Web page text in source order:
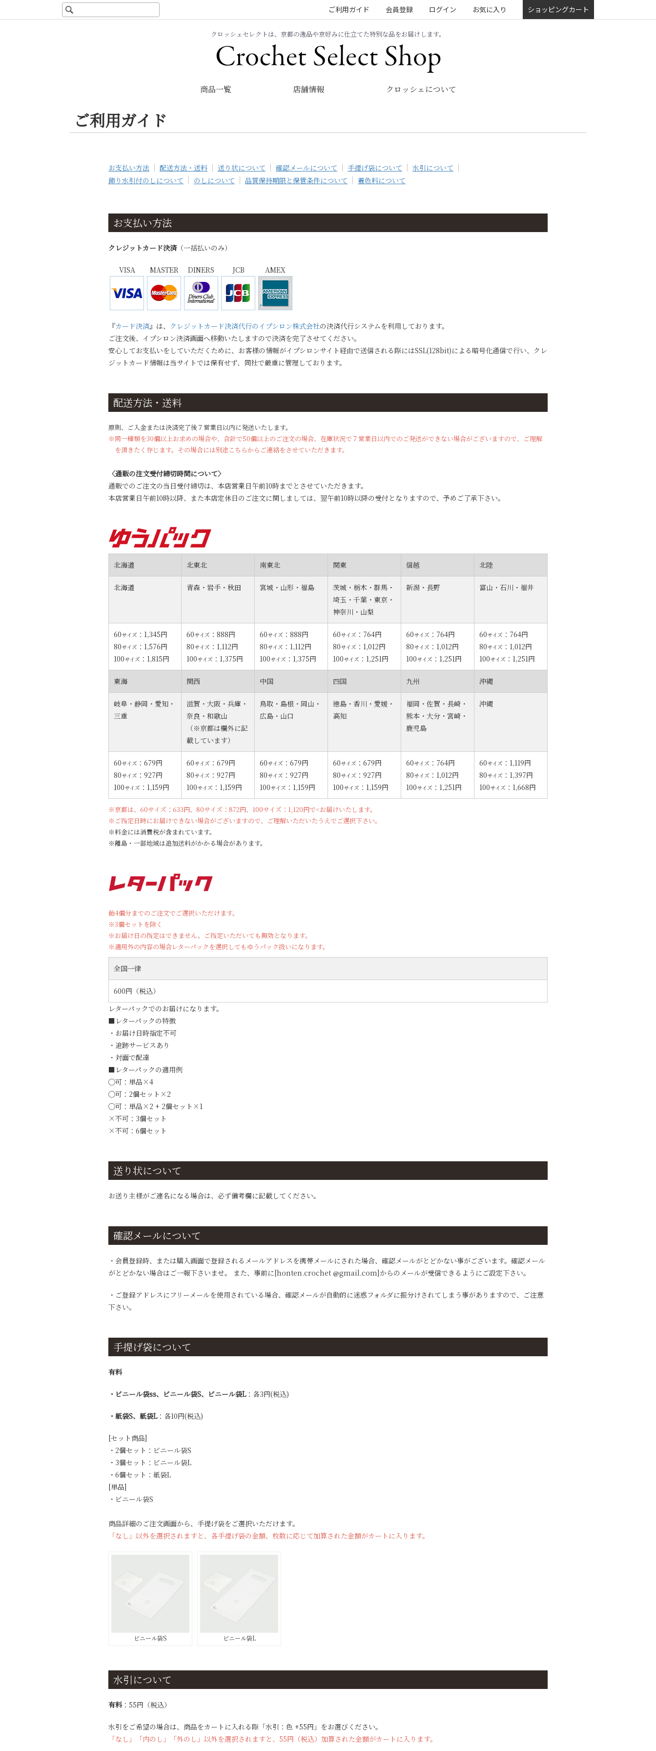
ご利用ガイド 会員登録 ログイン お気に入り ショッピングカート
クロッシェセレクトは、京都の逸品や京好みに仕立てた特別な品をお届けします。
商品一覧
ット
京あ
め 季
節限
め フ
ルー
鬼ザ
ラ糖
どら
ワッ
フル
クッ
鬼ザ
ラ糖
店舗情報 クロッシェについて
ご利用ガイド
お支払い方法 配送方法・送料 送り状について 確認メールについて 手提げ袋について
水引について
飾り水引付のしについて
のしについて 品質保持期限と保管条件について 着色料について
お支払い方法
クレジットカード決済（一括払いのみ）
VISA MASTER DINERS JCB AMEX
『カード決済』は、 クレジットカード決済代行のイプシロン株式会社の決済代行システムを利用しております。
ご注文後、イプシロン決済画面へ移動いたしますので決済を完了させてください。
安心してお支払いをしていただくために、お客様の情報がイプシロンサイト経由で送信される際にはSSL(128bit)による暗号化通信で行い、クレ
ジットカード情報は当サイトでは保有せず、同社で厳重に管理しております。
配送方法・送料
原則、ご入金または決済完了後７営業日以内に発送いたします。
※同一種類を30個以上お求めの場合や、合計で50個以上のご注文の場合、在庫状況で７営業日以内でのご発送ができない場合がございますので、ご理解
を頂きたく存じます。その場合には別途こちらからご連絡をさせていただきます。
〈通販の注文受付締切時間について〉
通販でのご注文の当日受付締切は、本店営業日午前10時までとさせていただきます。
本店営業日午前10時以降、また本店定休日のご注文に関しましては、翌午前10時以降の受付となりますので、予めご了承下さい。
北海道
北海道
60サイズ ：1,345円
80サイズ ：1,576円
100サイズ ：1,815円
北東北
青森・岩手・秋田
60サイズ：888円
80サイズ：1,112円
100サイズ：1,375円
南東北
宮城・山形・福島
60サイズ：888円
80サイズ：1,112円
100サイズ：1,375円
関東
茨城・栃木・群馬・
埼玉・千葉・東京・
神奈川・山梨
60サイズ：764円
80サイズ：1,012円
100サイズ：1,251円
信越
新潟・長野
60サイズ：764円
80サイズ：1,012円
100サイズ：1,251円
北陸
富山・石川・福井
60サイズ：764円
80サイズ：1,012円
100サイズ：1,251円
東海
岐阜・静岡・愛知・
三重
60サイズ ：679円
80サイズ ：927円
100サイズ ：1,159円
関西
滋賀・大阪・兵庫・
奈良・和歌山
（※京都は欄外に記
載しています）
60サイズ：679円
80サイズ：927円
100サイズ：1,159円
中国
鳥取・島根・岡山・
広島・山口
60サイズ：679円
80サイズ：927円
100サイズ：1,159円
四国
徳島・香川・愛媛・
高知
60サイズ：679円
80サイズ：927円
100サイズ：1,159円
九州
福岡・佐賀・長崎・
熊本・大分・宮崎・
鹿児島
60サイズ：764円
80サイズ：1,012円
100サイズ：1,251円
沖縄
沖縄
60サイズ：1,119円
80サイズ：1,397円
100サイズ：1,668円
※京都は、60サイズ：633円、80サイズ：872円、100サイズ：1,120円で<お届けいたします。
※ご指定日時にお届けできない場合がございますので、ご理解いただいたうえでご選択下さい。
※料金には消費税が含まれています。
※離島・一部地域は追加送料がかかる場合があります。
飴4個分までのご注文でご選択いただけます。
※3個セットを除く
※お届け日の指定はできません。ご指定いただいても無効となります。
※適用外の内容の場合レターパックを選択してもゆうパック扱いになります。
全国一律
600円（税込）
レターパックでのお届けになります。
■レターパックの特徴
・お届け日時指定不可
・追跡サービスあり
・対面で配達
■レターパックの適用例
◯可：単品×4
◯可：2個セット×2
◯可：単品×2 + 2個セット×1
×不可：3個セット
×不可：6個セット
送り状について
お送り主様がご連名になる場合は、必ず備考欄に記載してください。
確認メールについて
・会員登録時、または購入画面で登録されるメールアドレスを携帯メールにされた場合、確認メールがとどかない事がございます。確認メール
がとどかない場合はご一報下さいませ。 また、事前に[honten.crochet
gmail.com]からのメールが受信できるようにご設定下さい。
・ご登録アドレスにフリーメールを使用されている場合、確認メールが自動的に迷惑フォルダに振分けされてしまう事がありますので、ご注意
下さい。
手提げ袋について
有料
・ビニール袋ss、ビニール袋S、ビニール袋L：各3円(税込)
・紙袋S、紙袋L：各10円(税込)
[セット商品]
・2個セット：ビニール袋S
・3個セット：ビニール袋L
・6個セット：紙袋L
[単品]
・ビニール袋S
商品詳細のご注文画面から、手提げ袋をご選択いただけます。
「なし」以外を選択されますと、各手提げ袋の金額、枚数に応じて加算された金額がカートに入ります。
ビニール袋S ビニール袋L
水引について
有料：55円（税込）
水引をご希望の場合は、商品をカートに入れる際「水引：色 +55円」をお選びください。
「なし」「内のし」「外のし」以外を選択されますと、55円（税込）加算された金額がカートに入ります。